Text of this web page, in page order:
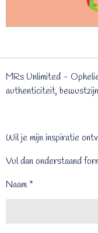
MRs Unlimited -
authenticiteit,
Wil je mijn inspiratie
Vul dan onderstaand
Naam *